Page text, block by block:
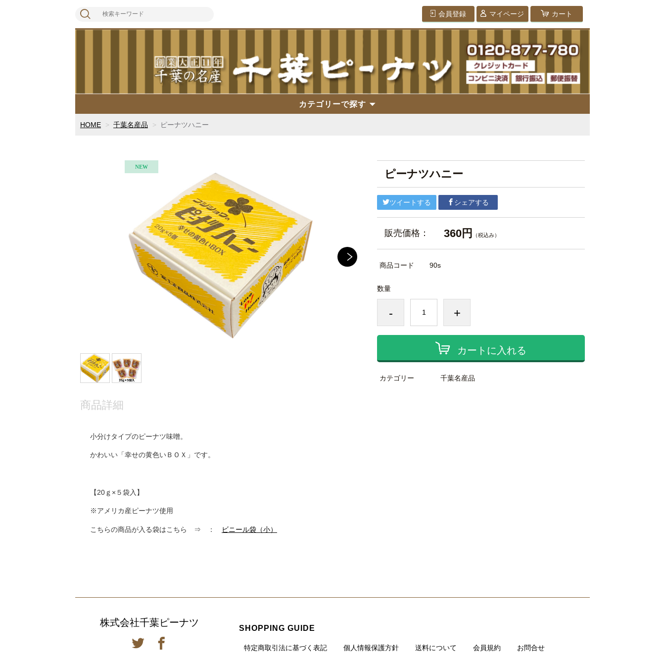
会員登録 マイページ カート
カテゴリーで探す
HOME 千葉名産品 ピーナツハニー
ピーナツハニー
ツイートする シェアする
販売価格： 360円 （税込み）
商品コード 90s
数量
- +
カートに入れる
カテゴリー 千葉名産品
商品詳細
小分けタイプのピーナツ味噌。
かわいい「幸せの黄色いＢＯＸ」です。
【20ｇ×５袋入】
※アメリカ産ピーナツ使用
こちらの商品が入る袋はこちら ⇒ ： ビニール袋（小）
株式会社千葉ピーナツ
SHOPPING GUIDE
特定商取引法に基づく表記 個人情報保護方針 送料について 会員規約 お問合せ